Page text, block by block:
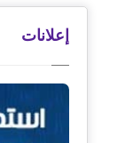
إعلانات